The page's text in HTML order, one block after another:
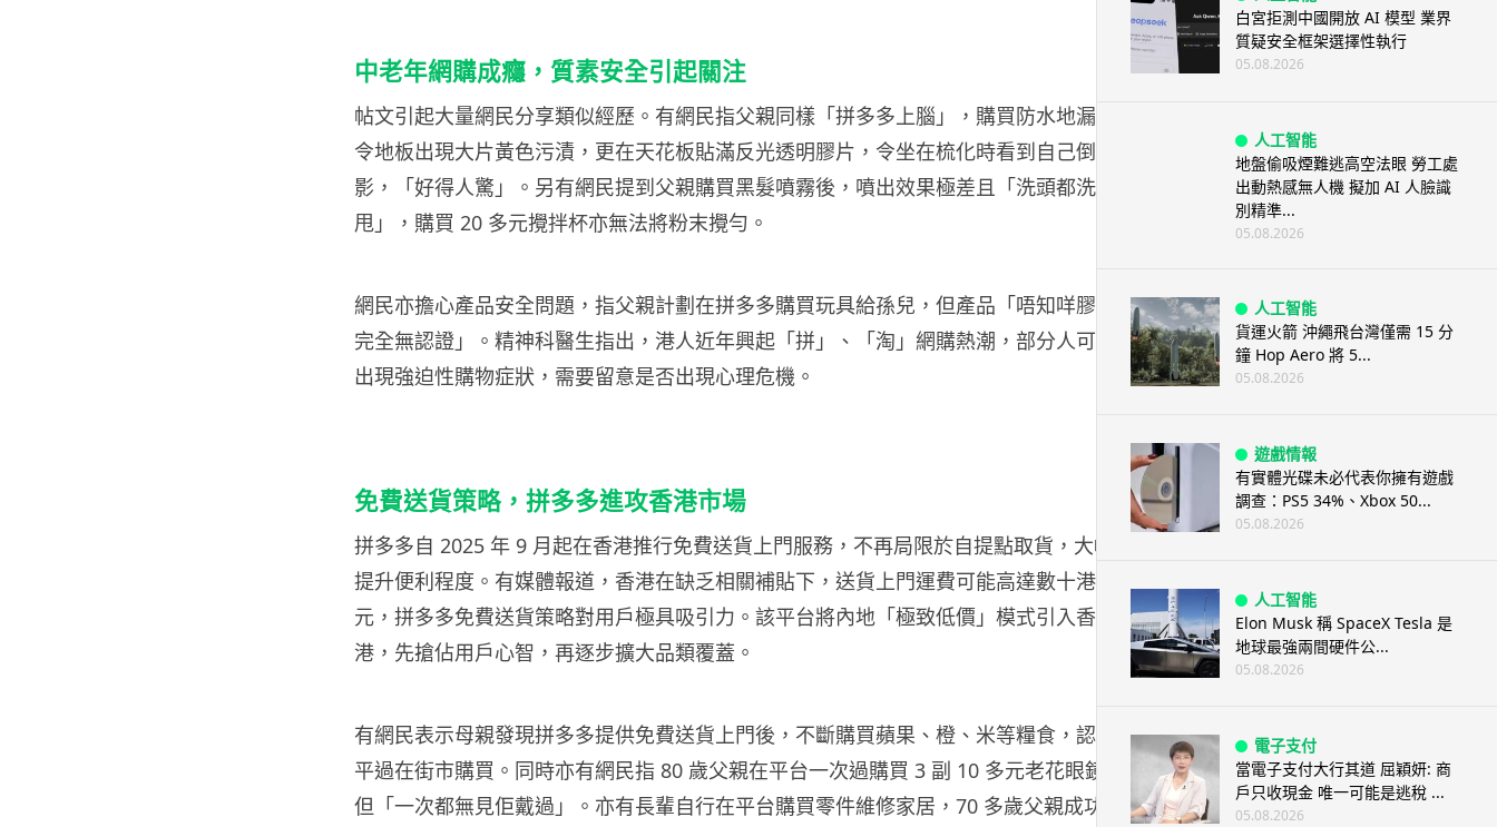
中老年網購成癮，質素安全引起關注
帖文引起大量網民分享類似經歷。有網民指父親同樣「拼多多上腦」，購買防水地漏後
令地板出現大片黃色污漬，更在天花板貼滿反光透明膠片，令坐在梳化時看到自己倒
影，「好得人驚」。另有網民提到父親購買黑髮噴霧後，噴出效果極差且「洗頭都洗唔
甩」，購買 20 多元攪拌杯亦無法將粉末攪勻。
網民亦擔心產品安全問題，指父親計劃在拼多多購買玩具給孫兒，但產品「唔知咩膠，
完全無認證」。精神科醫生指出，港人近年興起「拼」、「淘」網購熱潮，部分人可能
出現強迫性購物症狀，需要留意是否出現心理危機。
免費送貨策略，拼多多進攻香港市場
拼多多自 2025 年 9 月起在香港推行免費送貨上門服務，不再局限於自提點取貨，大幅
提升便利程度。有媒體報道，香港在缺乏相關補貼下，送貨上門運費可能高達數十港
元，拼多多免費送貨策略對用戶極具吸引力。該平台將內地「極致低價」模式引入香
港，先搶佔用戶心智，再逐步擴大品類覆蓋。
有網民表示母親發現拼多多提供免費送貨上門後，不斷購買蘋果、橙、米等糧食，認為
平過在街市購買。同時亦有網民指 80 歲父親在平台一次過購買 3 副 10 多元老花眼鏡，
但「一次都無見佢戴過」。亦有長輩自行在平台購買零件維修家居，70 多歲父親成功更
白宮拒測中國開放 AI 模型 業界
質疑安全框架選擇性執行
05.08.2026
人工智能
地盤偷吸煙難逃高空法眼 勞工處
出動熱感無人機 擬加 AI 人臉識
別精準...
05.08.2026
人工智能
貨運火箭 沖繩飛台灣僅需 15 分
鐘 Hop Aero 將 5...
05.08.2026
遊戲情報
有實體光碟未必代表你擁有遊戲
調查：PS5 34%、Xbox 50...
05.08.2026
人工智能
Elon Musk 稱 SpaceX Tesla 是
地球最強兩間硬件公...
05.08.2026
電子支付
當電子支付大行其道 屈穎妍: 商
戶只收現金 唯一可能是逃稅 ...
05.08.2026